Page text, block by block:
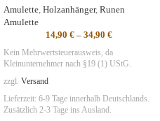
Amulette Holzanhänger, Runen
Amulette
14,90 €– 34,90 €
Kein Mehrwertsteuerausweis, da
Kleinunternehmer nach §19 (1) UStG.
zzgl. Versand
Lieferzeit: 6-9 Tage innerhalb Deutschlands.
Zusätzlich 2-3 Tage ins Ausland.